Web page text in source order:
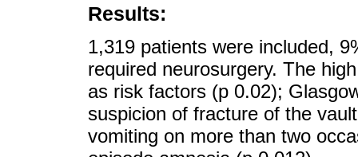
Results:
1,319 patients were included,
required neurosurgery. The
as risk factors (p 0.02);
suspicion of fracture of the
vomiting on more than two